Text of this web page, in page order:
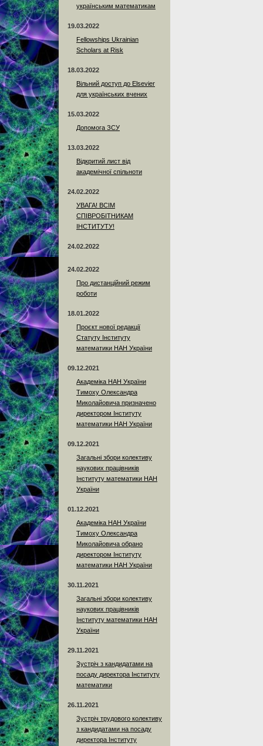
українським математикам
19.03.2022
Fellowships Ukrainian
Scholars at Risk
18.03.2022
Вільний доступ до Elsevier
для українських вчених
15.03.2022
Допомога ЗСУ
13.03.2022
Відкритий лист від
академічної спільноти
24.02.2022
УВАГА! ВСІМ
СПІВРОБІТНИКАМ
ІНСТИТУТУ!
24.02.2022
24.02.2022
Про дистанційний режим
роботи
18.01.2022
Проєкт нової редакції
Статуту Інституту
математики НАН України
09.12.2021
Академіка НАН України
Тимоху Олександра
Миколайовича призначено
директором Інституту
математики НАН України
09.12.2021
Загальні збори колективу
наукових працівників
Інституту математики НАН
України
01.12.2021
Академіка НАН України
Тимоху Олександра
Миколайовича обрано
директором Інституту
математики НАН України
30.11.2021
Загальні збори колективу
наукових працівників
Інституту математики НАН
України
29.11.2021
Зустріч з кандидатами на
посаду директора Інституту
математики
26.11.2021
Зустріч трудового колективу
з кандидатами на посаду
директора Інституту